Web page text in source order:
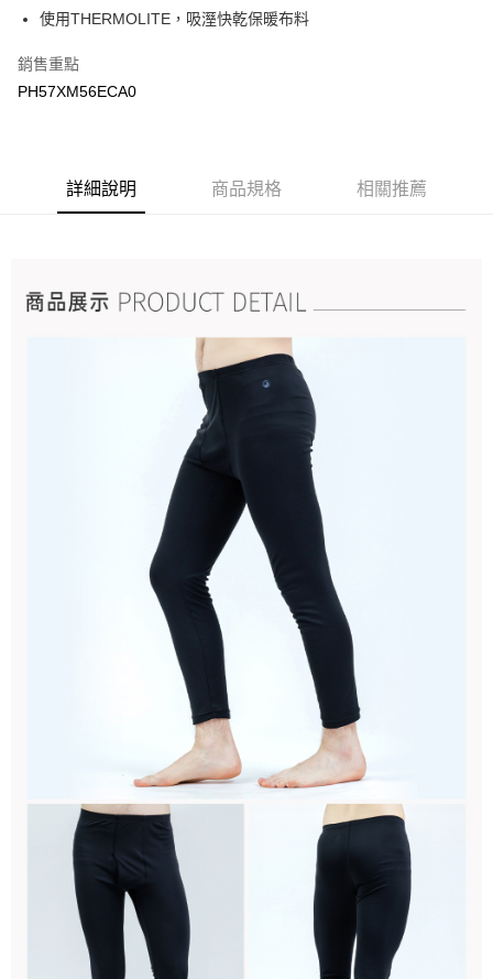
運送方式
宅配
每筆NT$90，滿NT$899(含以上)免運費
使用THERMOLITE，吸溼快乾保暖布料
銷售重點
PH57XM56ECA0
詳細說明 商品規格 相關推薦